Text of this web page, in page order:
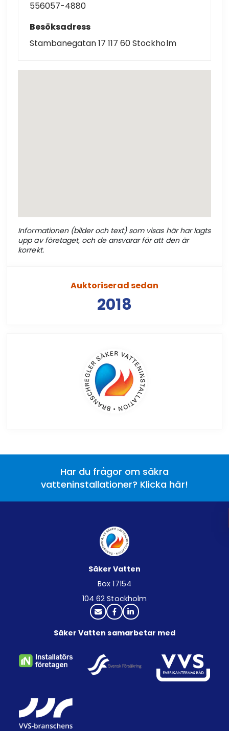
556057-4880
Besöksadress
Stambanegatan 17 117 60 Stockholm
Informationen (bilder och text) som visas här har lagts
upp av företaget, och de ansvarar för att den är
korrekt.
Auktoriserad sedan
2018
Har du frågor om säkra
vatteninstallationer? Klicka här!
Säker Vatten
Box 17154
104 62 Stockholm
Säker Vatten samarbetar med